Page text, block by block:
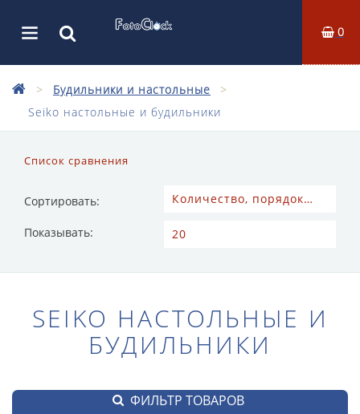
0
Будильники и настольные
Seiko настольные и будильники
Список сравнения
Сортировать:
Показывать:
SEIKO НАСТОЛЬНЫЕ И
БУДИЛЬНИКИ
ФИЛЬТР ТОВАРОВ